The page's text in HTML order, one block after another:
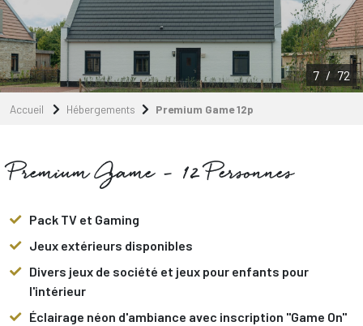
8 / 72
Accueil Hébergements Premium Game 12p
Premium Game - 12 Personnes
Pack TV et Gaming
Jeux extérieurs disponibles
Divers jeux de société et jeux pour enfants pour
l'intérieur
Éclairage néon d'ambiance avec inscription "Game On"